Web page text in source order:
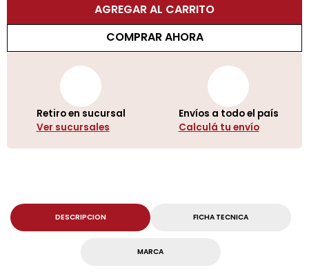
AGREGAR AL CARRITO
COMPRAR AHORA
Retiro en sucursal
Ver sucursales
Envíos a todo el país
Calculá tu envío
DESCRIPCION FICHA TECNICA
MARCA